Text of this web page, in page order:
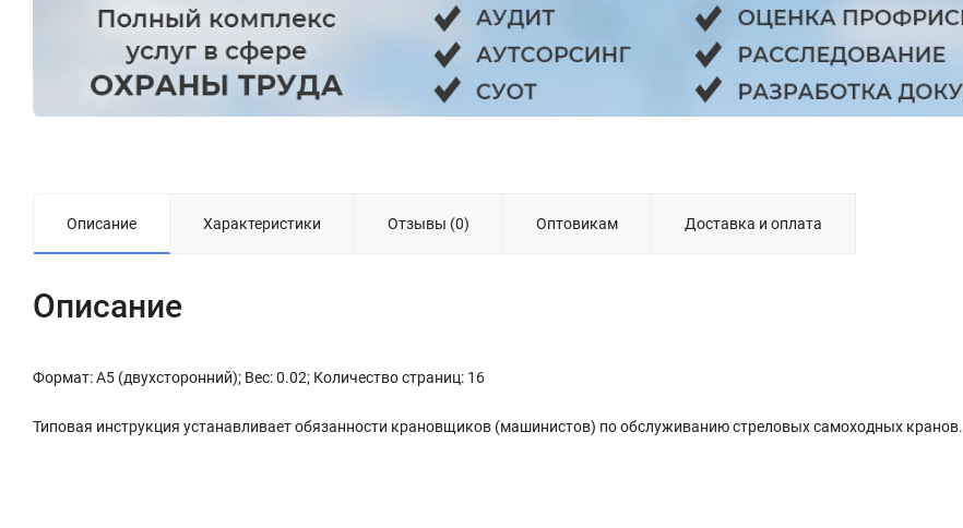
Описание Характеристики Отзывы (0) Оптовикам Доставка и оплата
Описание
Формат: А5 (двухсторонний); Вес: 0.02; Количество страниц: 16
Типовая инструкция устанавливает обязанности крановщиков (машинистов) по обслуживанию стреловых самоходных кранов.